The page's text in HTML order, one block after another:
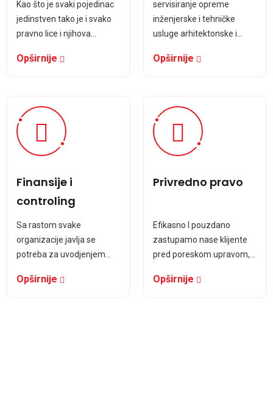
Kao što je svaki pojedinac
jedinstven tako je i svako
pravno lice i njihova
Opširnije
servisiranje opreme
inženjerske i tehničke
usluge arhitektonske i
Opširnije
Finansije i
controling
Sa rastom svake
organizacije javlja se
potreba za uvodjenjem
uvodjenja procesa
Opširnije
Privredno pravo
Efikasno I pouzdano
zastupamo nase klijente
pred poreskom upravom,
registre u razlicitim
Opširnije